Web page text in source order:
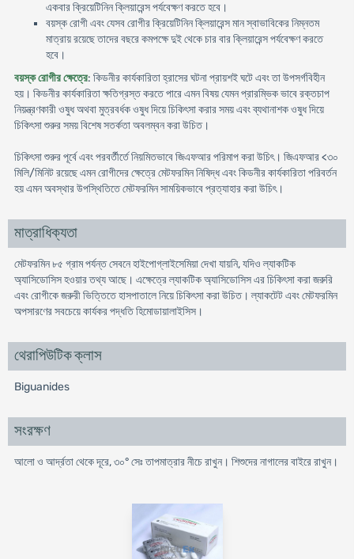
একবার ক্রিয়েটিনিন ক্লিয়ারেন্স পর্যবেক্ষণ করতে হবে।
বয়স্ক রোগী এবং যেসব রোগীর ক্রিয়েটিনিন ক্লিয়ারেন্স মান স্বাভাবিকের নিম্নতম
মাত্রায় রয়েছে তাদের বছরে কমপক্ষে দুই থেকে চার বার ক্লিয়ারেন্স পর্যবেক্ষণ করতে
হবে।
বয়স্ক রোগীর ক্ষেত্রে: কিডনীর কার্যকারিতা হ্রাসের ঘটনা প্রায়শই ঘটে এবং তা উপসর্গবিহীন
হয়। কিডনীর কার্যকারিতা ক্ষতিগ্রস্ত করতে পারে এমন বিষয় যেমন প্রারম্ভিক ভাবে রক্তচাপ
নিয়ন্ত্রণকারী ওষুধ অথবা মুত্রবর্ধক ওষুধ দিয়ে চিকিৎসা করার সময় এবং ব্যথানাশক ওষুধ দিয়ে
চিকিৎসা শুরুর সময় বিশেষ সতর্কতা অবলম্বন করা উচিত।
চিকিৎসা শুরুর পূর্বে এবং পরবর্তীর্তে নিয়মিতভাবে জিএফআর পরিমাপ করা উচিৎ। জিএফআর <৩০
মিলি/মিনিট রয়েছে এমন রোগীদের ক্ষেত্রে মেটফরমিন নিষিদ্ধ এবং কিডনীর কার্যকারিতা পরিবর্তন
হয় এমন অবস্থার উপস্থিতিতে মেটফরমিন সাময়িকভাবে প্রত্যাহার করা উচিৎ।
মাত্রাধিক্যতা
মেটফরমিন ৮৫ গ্রাম পর্যন্ত সেবনে হাইপোগ্লাইসেমিয়া দেখা যায়নি, যদিও ল্যাকটিক
অ্যাসিডোসিস হওয়ার তথ্য আছে। এক্ষেত্রে ল্যাকটিক অ্যাসিডোসিস এর চিকিৎসা করা জরুরি
এবং রোগীকে জরুরী ভিত্তিতে হাসপাতালে নিয়ে চিকিৎসা করা উচিত। ল্যাকটেট এবং মেটফরমিন
অপসারণের সবচেয়ে কার্যকর পদ্ধতি হিমোডায়ালাইসিস।
থেরাপিউটিক ক্লাস
Biguanides
সংরক্ষণ
আলো ও আর্দ্রতা থেকে দূরে, ৩০° সেঃ তাপমাত্রার নীচে রাখুন। শিশুদের নাগালের বাইরে রাখুন।